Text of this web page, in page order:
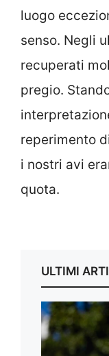
luogo
senso. Negli
recuperati
pregio.
reperimento
i nostri avi
quota.
ULTIMI